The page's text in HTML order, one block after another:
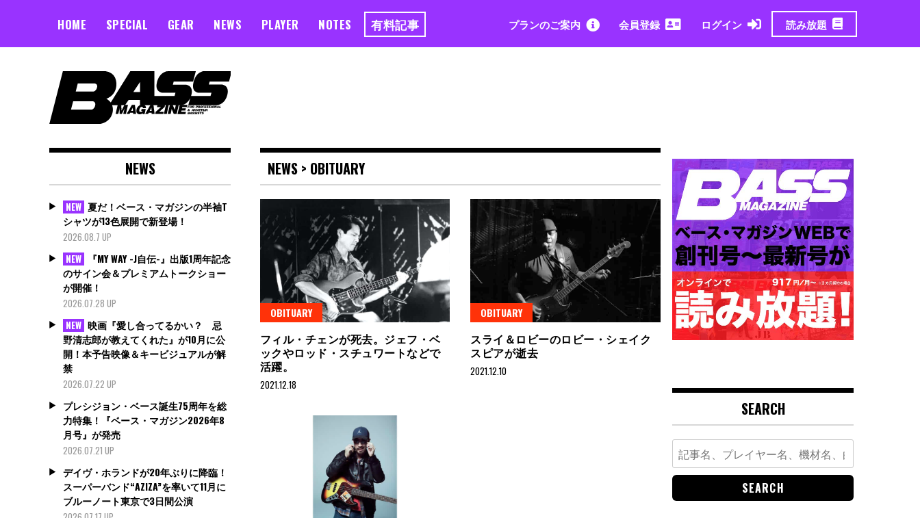
HOME SPECIAL GEAR NEWS PLAYER NOTES 有料記事 プランのご案内 会員登録 ログイン 読み放題
NEWS > OBITUARY
OBITUARY
フィル・チェンが死去。ジェフ・ベ
ックやロッド・スチュワートなどで
活躍。
2021.12.18
OBITUARY
スライ＆ロビーのロビー・シェイク
スピアが逝去
2021.12.10
NEWS
NEW 夏だ！ベース・マガジンの半袖T
シャツが13色展開で新登場！
2026.08.7 UP
NEW
『MY WAY -J自伝-』出版1周年記念
のサイン会＆プレミアムトークショー
が開催！
2026.07.28 UP
NEW 映画『愛し合ってるかい？ 忌
野清志郎が教えてくれた』が10月に公
開！本予告映像＆キービジュアルが解
禁
2026.07.22 UP
プレシジョン・ベース誕生75周年を総
力特集！『ベース・マガジン2026年8
月号』が発売
2026.07.21 UP
デイヴ・ホランドが20年ぶりに降臨！
スーパーバンド“AZIZA”を率いて11月に
ブルーノート東京で3日間公演
SEARCH
Search
for: